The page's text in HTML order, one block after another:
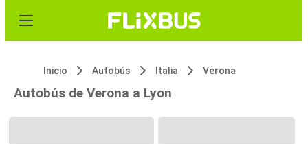
Inicio Autobús Italia Verona
Autobús de Verona a Lyon